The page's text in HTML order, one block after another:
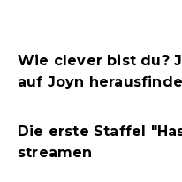
Wie clever bist du?
auf Joyn
Die erste Staffel
streamen